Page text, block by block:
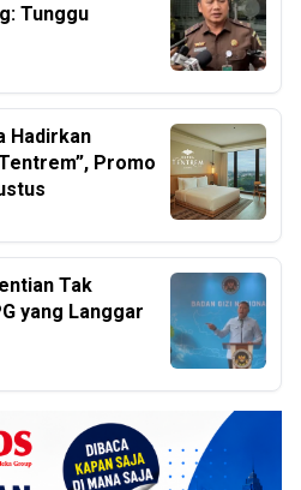
Tunggu
Hadirkan
Promo
Tak
yang Langgar